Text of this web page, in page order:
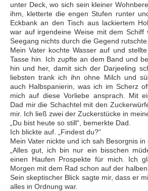
unter Deck, wo sich sein kleiner
ihm, kletterte die engen Stufen runter
Eckbank an den Tisch aus lackiertem
war auf irgendeine Weise mit dem Schiff
Seegang nichts durch die Gegend rutschte.
Mein Vater kochte Wasser auf und
Tasse hin. Ich zupfte an dem Band und
hin und her, damit sich der Darjeeling
liebsten trank ich ihn ohne Milch und
auch Halbspanierin, was ich im Scherz
mich auf diese Vorliebe ansprach. Mit
Dad mir die Schachtel mit den
mir. Ich ließ zwei der Zuckerstücke in
„Du bist heute so still“, bemerkte Dad.
Ich blickte auf. „Findest du?“
Mein Vater nickte und ich sah Besorgnis in
„Alles gut, ich bin nur ein bisschen
einen Haufen Prospekte für mich. Ich
Morgen mit dem Rad schon auf der
Sein skeptischer Blick sagte mir, dass er
alles in Ordnung war.